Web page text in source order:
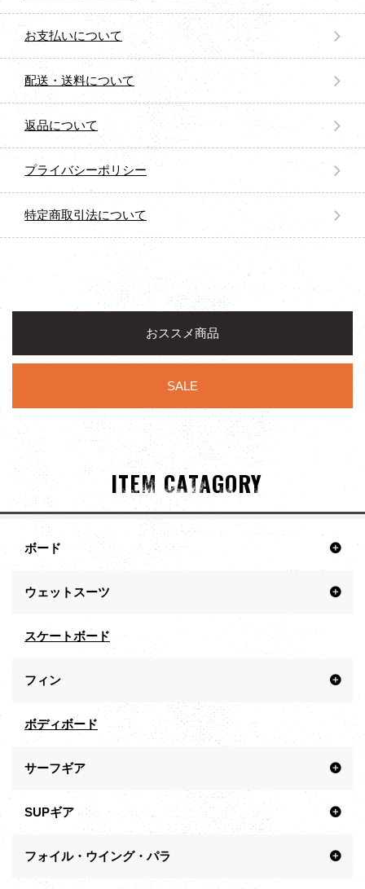
お支払いについて
配送・送料について
返品について
プライバシーポリシー
特定商取引法について
おススメ商品
SALE
ITEM CATAGORY
ボード
ウェットスーツ
スケートボード
フィン
ボディボード
サーフギア
SUPギア
フォイル・ウイング・パラ